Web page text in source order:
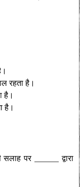
रहता है।
है।
है।
पर ______ द्वारा